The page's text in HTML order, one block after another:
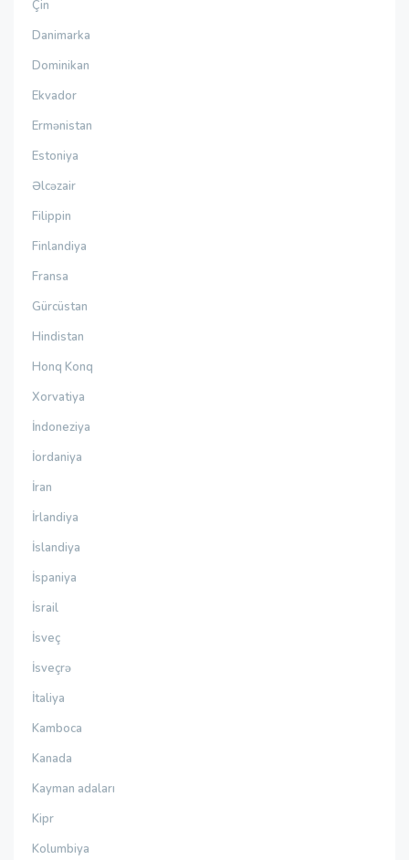
Çin
Danimarka
Dominikan
Ekvador
Ermənistan
Estoniya
Əlcəzair
Filippin
Finlandiya
Fransa
Gürcüstan
Hindistan
Honq Konq
Xorvatiya
İndoneziya
İordaniya
İran
İrlandiya
İslandiya
İspaniya
İsrail
İsveç
İsveçrə
İtaliya
Kamboca
Kanada
Kayman adaları
Kipr
Kolumbiya